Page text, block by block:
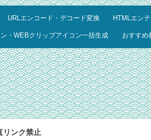
URLエンコード・デコード変換 HTMLエン
・WEBクリップアイコン一括生成 おすすめ
リンク禁止